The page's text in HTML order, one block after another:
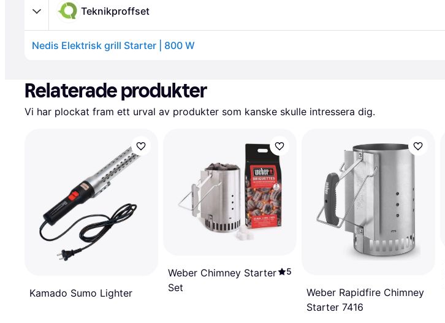
Teknikproffset
Nedis Elektrisk grill Starter | 800 W
Relaterade produkter
Vi har plockat fram ett urval av produkter som kanske skulle intressera dig.
Kamado Sumo Lighter
Weber Chimney Starter
Set
5
Weber Rapidfire Chimney
Starter 7416